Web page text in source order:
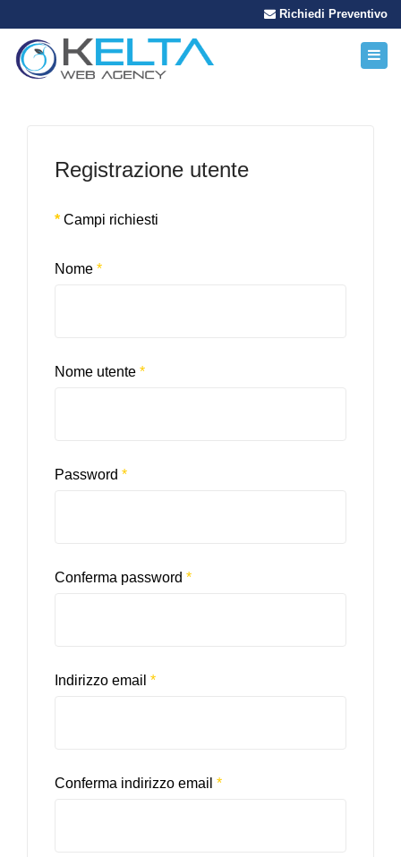
Richiedi Preventivo
Registrazione utente
* Campi richiesti
Nome *
Nome utente *
Password *
Conferma password *
Indirizzo email *
Conferma indirizzo email *